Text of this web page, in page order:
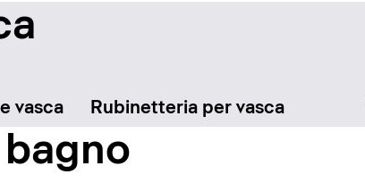
vasca Rubinetteria per vasca